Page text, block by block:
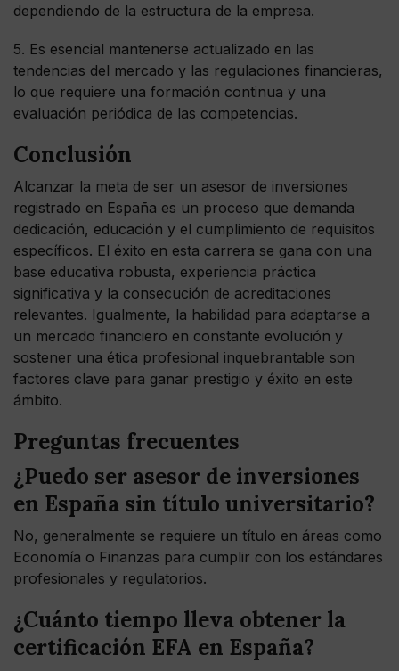
dependiendo de la estructura de la empresa.
5. Es esencial mantenerse actualizado en las
tendencias del mercado y las regulaciones financieras,
lo que requiere una formación continua y una
evaluación periódica de las competencias.
Conclusión
Alcanzar la meta de ser un asesor de inversiones
registrado en España es un proceso que demanda
dedicación, educación y el cumplimiento de requisitos
específicos. El éxito en esta carrera se gana con una
base educativa robusta, experiencia práctica
significativa y la consecución de acreditaciones
relevantes. Igualmente, la habilidad para adaptarse a
un mercado financiero en constante evolución y
sostener una ética profesional inquebrantable son
factores clave para ganar prestigio y éxito en este
ámbito.
Preguntas frecuentes
¿Puedo ser asesor de inversiones
en España sin título universitario?
No, generalmente se requiere un título en áreas como
Economía o Finanzas para cumplir con los estándares
profesionales y regulatorios.
¿Cuánto tiempo lleva obtener la
certificación EFA en España?